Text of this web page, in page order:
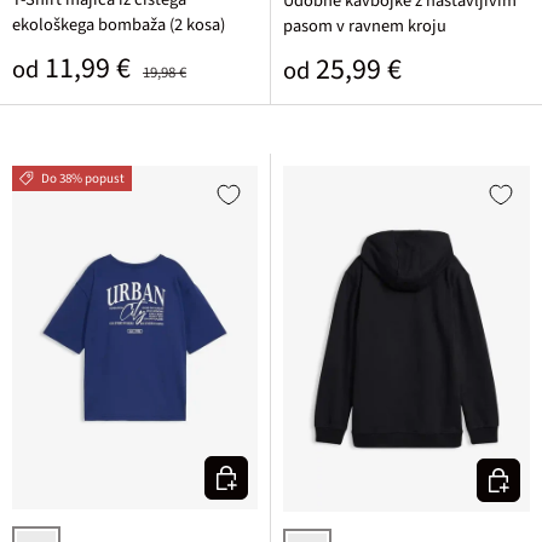
ekološkega bombaža (2 kosa)
Prodajna cena
od 11,99 € 19,98 €
pasom v ravnem kroju
Običajna cena
od 25,99 €
Do 38% popust
Izberi varianto Izberi